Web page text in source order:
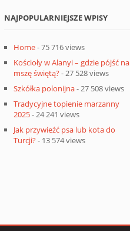
NAJPOPULARNIEJSZE WPISY
Home- 75 716 views
Kościoły w Alanyi – gdzie pójść na
mszę świętą?- 27 528 views
Szkółka polonijna- 27 508 views
Tradycyjne topienie marzanny
2025- 24 241 views
Jak przywieźć psa lub kota do
Turcji?- 13 574 views